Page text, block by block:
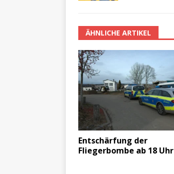
ÄHNLICHE ARTIKEL
Entschärfung der
Fliegerbombe ab 18 Uhr